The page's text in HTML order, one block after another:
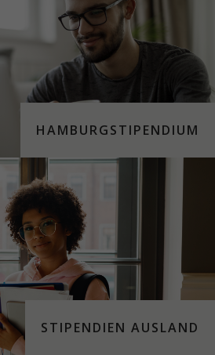
HAMBURGSTIPENDIUM
STIPENDIEN AUSLAND